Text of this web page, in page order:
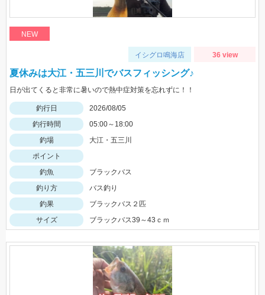
NEW
イシグロ鳴海店 36 view
夏休みは大江・五三川でバスフィッシング♪
日が出てくると非常に暑いので熱中症対策を忘れずに！！
釣行日
2026/08/05
釣行時間
05:00～18:00
釣場
大江・五三川
ポイント
釣魚
ブラックバス
釣り方
バス釣り
釣果
ブラックバス２匹
サイズ
ブラックバス39～43ｃｍ